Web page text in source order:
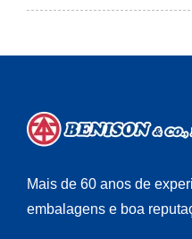
Mais de 60 anos de
embalagens e boa